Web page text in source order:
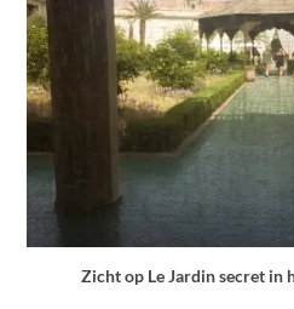
Zicht op Le Jardin secret in